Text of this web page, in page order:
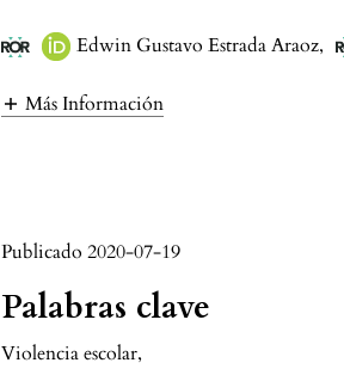
Edwin Gustavo Estrada Araoz,
Más Información
Publicado 2020-07-19
Palabras clave
Violencia escolar,